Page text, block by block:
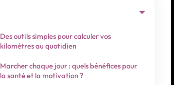
Des outils simples pour calculer vos
kilomètres au quotidien
Marcher chaque jour : quels bénéfices pour
la santé et la motivation ?